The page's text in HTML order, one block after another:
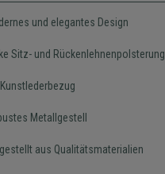
und elegantes Design
Sitz- und Rückenlehnenpolsterung
Metallgestell
aus Qualitätsmaterialien